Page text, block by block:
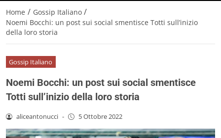
Home / Gossip Italiano /
Noemi Bocchi: un post sui social smentisce Totti sull’inizio
della loro storia
Gossip Italiano
Noemi Bocchi: un post sui social smentisce
Totti sull’inizio della loro storia
aliceantonucci - 5 Ottobre 2022